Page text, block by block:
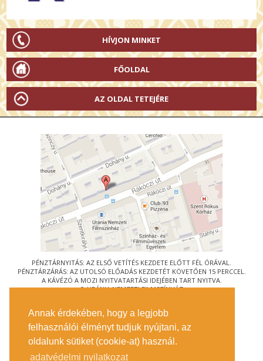
Annak érdekében, hogy a legjobb
felhasználói élményt tudjuk nyújtani, az
oldalunk sütiket (cookie-at) használ.
adatvédelmi nyilatkozat
HÍVJON MINKET
FŐOLDAL
AZ OLDAL TETEJÉRE
PÉNZTÁRNYITÁS: AZ ELSŐ VETÍTÉS KEZDETE ELŐTT FÉL ÓRÁVAL.
PÉNZTÁRZÁRÁS: AZ UTOLSÓ ELŐADÁS KEZDETÉT KÖVETŐEN 15 PERCCEL.
A KÁVÉZÓ A MOZI NYITVATARTÁSI IDEJÉBEN TART NYITVA.
© URÁNIA NEMZETI FILMSZÍNHÁZ
1088 BUDAPEST, RÁKÓCZI ÚT 21.
MEGKÖZELÍTÉS
JEGYINFORMÁCIÓ
ÍRJON NEKÜNK!